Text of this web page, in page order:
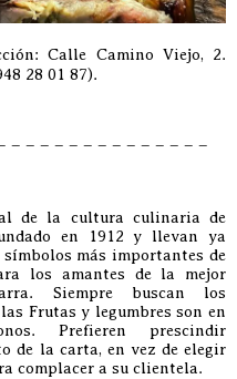
Calle Camino Viejo, 2.
28 01 87).
– – – – – – – – – – – – – –
de la cultura culinaria de
en 1912 y llevan ya
más importantes de
los amantes de la mejor
Siempre buscan los
Frutas y legumbres son en
Prefieren prescindir
de la carta, en vez de elegir
complacer a su clientela.